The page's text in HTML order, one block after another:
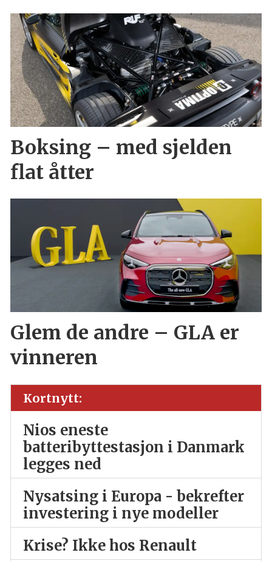
Boksing – med sjelden
flat åtter
Glem de andre – GLA er
vinneren
Kortnytt:
Nios eneste
batteribyttestasjon i Danmark
legges ned
Nysatsing i Europa - bekrefter
investering i nye modeller
Krise? Ikke hos Renault